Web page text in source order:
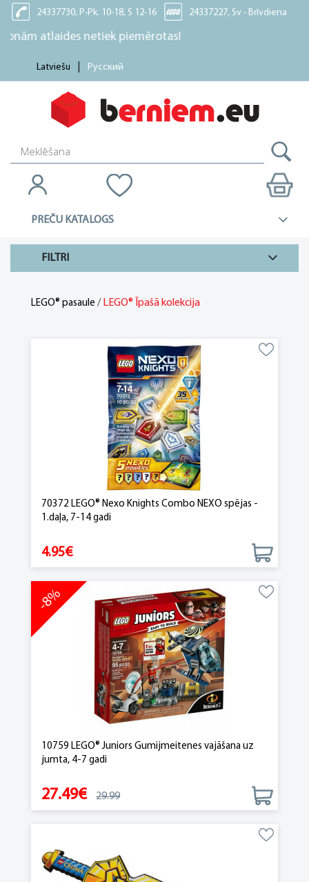
24337730, P-Pk. 10-18, S 12-16 24337227, Sv - Brīvdiena
netiek piemērotas!
Latviešu Русский
PREČU KATALOGS
FILTRI
LEGO® pasaule / LEGO® Īpašā kolekcija
70372 LEGO® Nexo Knights Combo NEXO spējas -
1.daļa, 7-14 gadi
4.95€
10759 LEGO® Juniors Gumijmeitenes vajāšana uz
jumta, 4-7 gadi
-8%
27.49€ 29.99